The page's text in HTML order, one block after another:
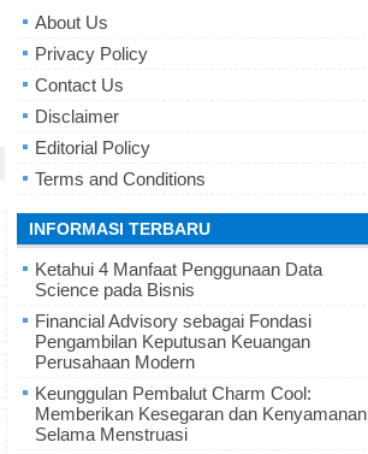
About Us
Privacy Policy
Contact Us
Disclaimer
Editorial Policy
Terms and Conditions
INFORMASI TERBARU
Ketahui 4 Manfaat Penggunaan Data
Science pada Bisnis
Financial Advisory sebagai Fondasi
Pengambilan Keputusan Keuangan
Perusahaan Modern
Keunggulan Pembalut Charm Cool:
Memberikan Kesegaran dan Kenyamanan
Selama Menstruasi